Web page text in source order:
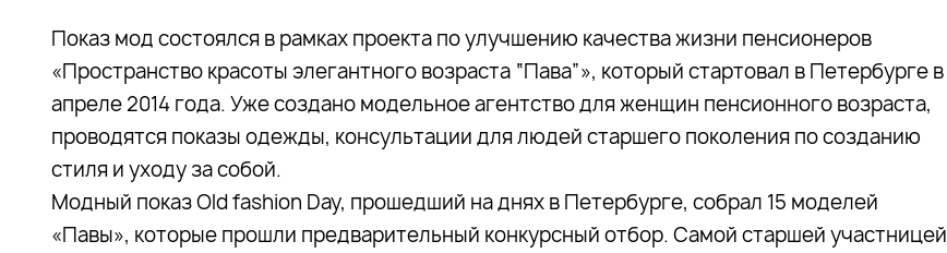
Показ мод состоялся в рамках проекта по улучшению качества жизни пенсионеров
«Пространство красоты элегантного возраста “Пава”», который стартовал в Петербурге в
апреле 2014 года. Уже создано модельное агентство для женщин пенсионного возраста,
проводятся показы одежды, консультации для людей старшего поколения по созданию
стиля и уходу за собой.
Модный показ Old fashion Day, прошедший на днях в Петербурге, собрал 15 моделей
«Павы», которые прошли предварительный конкурсный отбор. Самой старшей участницей